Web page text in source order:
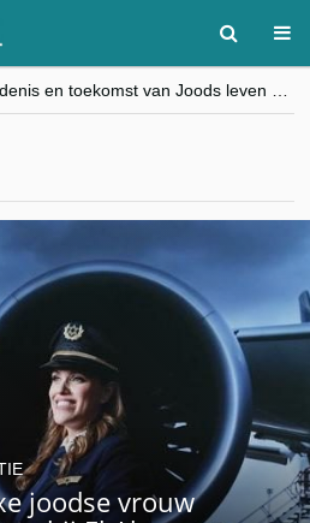
“Besnijdenisdebat toont hoe moeilijk seculiere Westen minderheden begrijpt”, Jinnih Beels (Vooruit)
joodse vrouw